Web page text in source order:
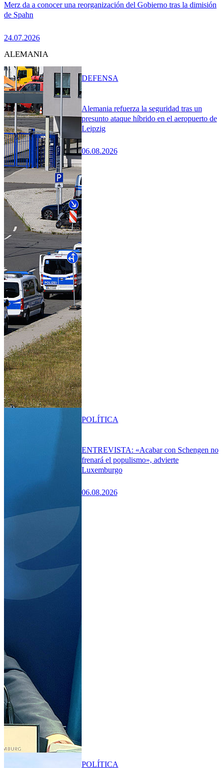
Merz da a conocer una reorganización del Gobierno tras la dimisión
de Spahn
24.07.2026
ALEMANIA
Alemania refuerza la seguridad tras un
presunto ataque híbrido en el aeropuerto de
Leipzig
06.08.2026
DEFENSA
ENTREVISTA: «Acabar con Schengen no
frenará el populismo», advierte
Luxemburgo
06.08.2026
POLÍTICA
POLÍTICA